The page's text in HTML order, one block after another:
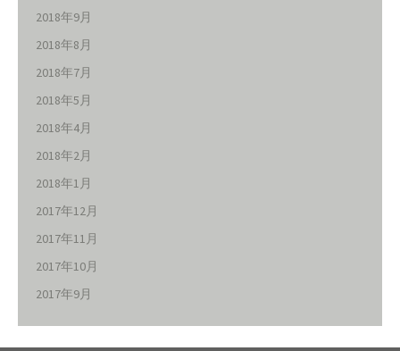
2018年9月
2018年8月
2018年7月
2018年5月
2018年4月
2018年2月
2018年1月
2017年12月
2017年11月
2017年10月
2017年9月